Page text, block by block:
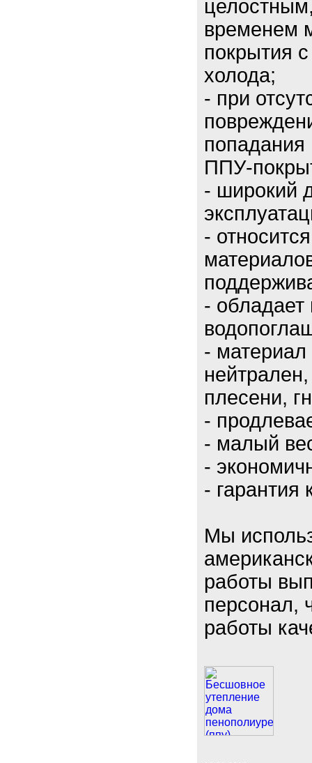
временем
покрытия
холода;
- при
ППУ-
- широкий
-
- обладает
- материал
плесени,
-
- малый
-
- гарантия
Мы
работы
персонал,
работы